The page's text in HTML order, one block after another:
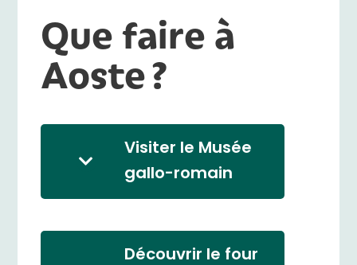
Que faire à
Aoste ?
Visiter le Musée
gallo-romain
Découvrir le four